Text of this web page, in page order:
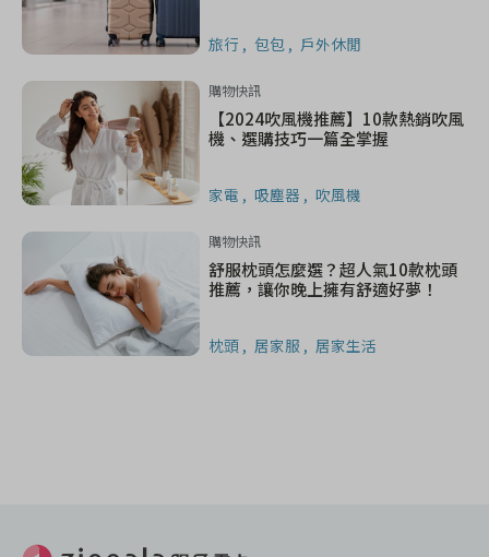
旅行 包包 戶外休閒
購物快訊
【2024吹風機推薦】10款熱銷吹風
機、選購技巧一篇全掌握
家電 吸塵器 吹風機
購物快訊
舒服枕頭怎麼選？超人氣10款枕頭
推薦，讓你晚上擁有舒適好夢！
枕頭 居家服 居家生活